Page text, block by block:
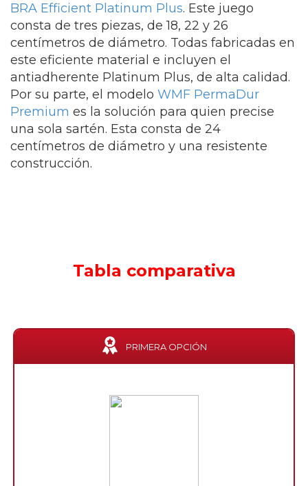
BRA Efficient Platinum Plus. Este juego
consta de tres piezas, de 18, 22 y 26
centímetros de diámetro. Todas fabricadas en
este eficiente material e incluyen el
antiadherente Platinum Plus, de alta calidad.
Por su parte, el modelo WMF PermaDur
Premium es la solución para quien precise
una sola sartén. Esta consta de 24
centímetros de diámetro y una resistente
construcción.
Tabla comparativa
PRIMERA OPCIÓN